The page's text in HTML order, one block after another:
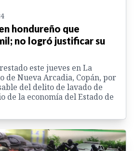
hondureño que
no logró justificar su
este jueves en La
de Nueva Arcadia, Copán, por
del delito de lavado de
de la economía del Estado de